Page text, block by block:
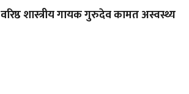
वरिष्ठ शास्त्रीय गायक गुरुदेव कामत अस्वस्थ्य